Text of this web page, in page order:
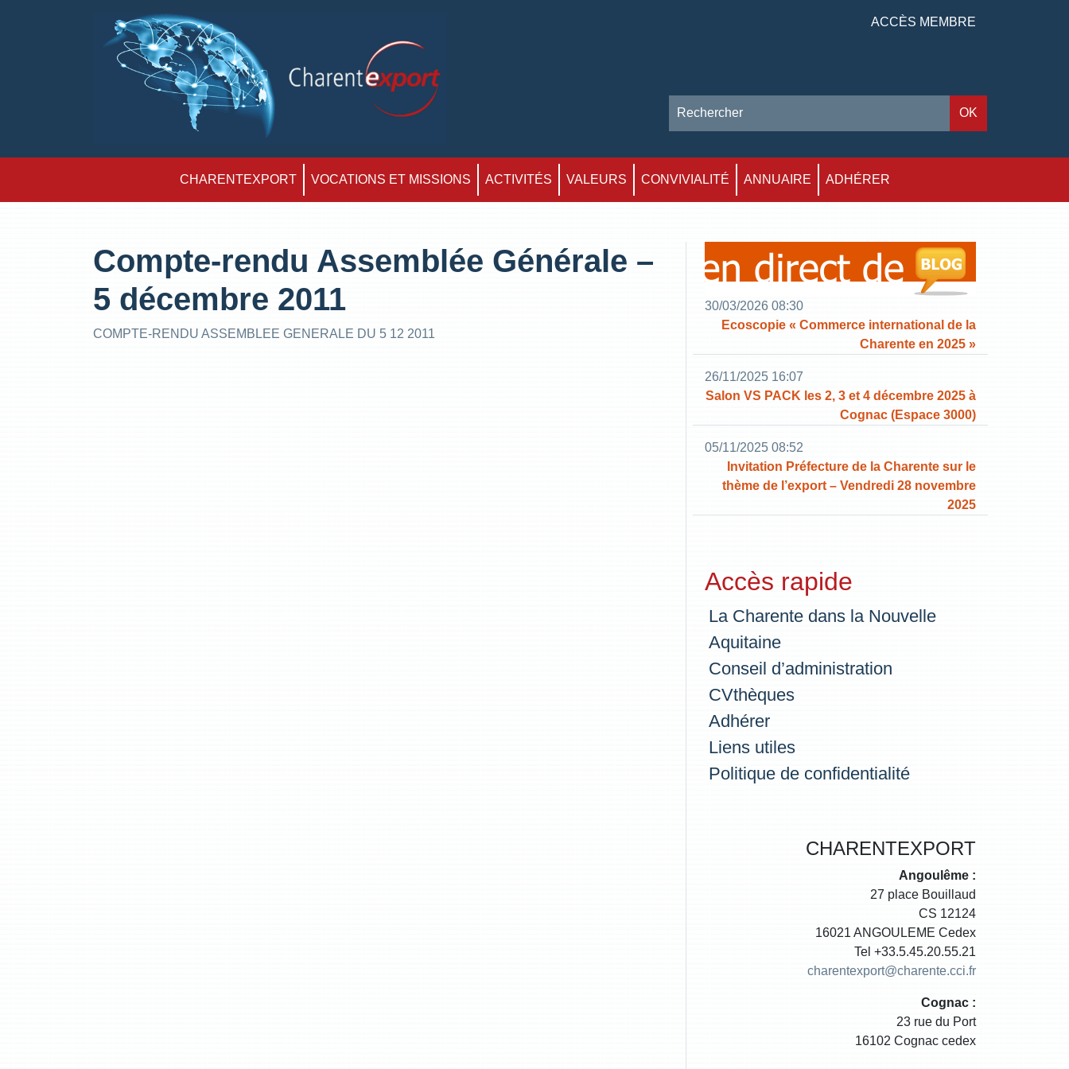
ACCÈS MEMBRE
CHARENTEXPORT VOCATIONS ET MISSIONS ACTIVITÉS VALEURS CONVIVIALITÉ ANNUAIRE ADHÉRER
Compte-rendu Assemblée Générale –
5 décembre 2011
COMPTE-RENDU ASSEMBLEE GENERALE DU 5 12 2011
30/03/2026 08:30
Ecoscopie « Commerce international de la
Charente en 2025 »
26/11/2025 16:07
Salon VS PACK les 2, 3 et 4 décembre 2025 à
Cognac (Espace 3000)
05/11/2025 08:52
Invitation Préfecture de la Charente sur le
thème de l’export – Vendredi 28 novembre
2025
Accès rapide
La Charente dans la Nouvelle
Aquitaine
Conseil d’administration
CVthèques
Adhérer
Liens utiles
Politique de confidentialité
CHARENTEXPORT
Angoulême :
27 place Bouillaud
CS 12124
16021 ANGOULEME Cedex
Tel +33.5.45.20.55.21
charentexport@charente.cci.fr
Cognac :
23 rue du Port
16102 Cognac cedex